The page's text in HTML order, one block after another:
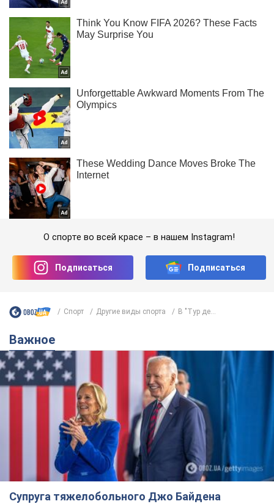
О спорте во всей красе – в нашем Instagram!
Подписаться Подписаться
Спорт Другие виды спорта В "Тур де...
Важное
Супруга тяжелобольного Джо Байдена